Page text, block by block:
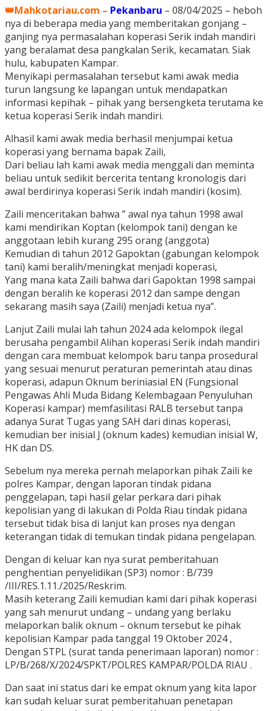
👑Mahkotariau.com – Pekanbaru – 08/04/2025 – heboh
nya di beberapa media yang memberitakan gonjang –
ganjing nya permasalahan koperasi Serik indah mandiri
yang beralamat desa pangkalan Serik, kecamatan. Siak
hulu, kabupaten Kampar.
Menyikapi permasalahan tersebut kami awak media
turun langsung ke lapangan untuk mendapatkan
informasi kepihak – pihak yang bersengketa terutama ke
ketua koperasi Serik indah mandiri.
Alhasil kami awak media berhasil menjumpai ketua
koperasi yang bernama bapak Zaili,
Dari beliau lah kami awak media menggali dan meminta
beliau untuk sedikit bercerita tentang kronologis dari
awal berdirinya koperasi Serik indah mandiri (kosim).
Zaili menceritakan bahwa ” awal nya tahun 1998 awal
kami mendirikan Koptan (kelompok tani) dengan ke
anggotaan lebih kurang 295 orang (anggota)
Kemudian di tahun 2012 Gapoktan (gabungan kelompok
tani) kami beralih/meningkat menjadi koperasi,
Yang mana kata Zaili bahwa dari Gapoktan 1998 sampai
dengan beralih ke koperasi 2012 dan sampe dengan
sekarang masih saya (Zaili) menjadi ketua nya”.
Lanjut Zaili mulai lah tahun 2024 ada kelompok ilegal
berusaha pengambil Alihan koperasi Serik indah mandiri
dengan cara membuat kelompok baru tanpa prosedural
yang sesuai menurut peraturan pemerintah atau dinas
koperasi, adapun Oknum beriniasial EN (Fungsional
Pengawas Ahli Muda Bidang Kelembagaan Penyuluhan
Koperasi kampar) memfasilitasi RALB tersebut tanpa
adanya Surat Tugas yang SAH dari dinas koperasi,
kemudian ber inisial J (oknum kades) kemudian inisial W,
HK dan DS.
Sebelum nya mereka pernah melaporkan pihak Zaili ke
polres Kampar, dengan laporan tindak pidana
penggelapan, tapi hasil gelar perkara dari pihak
kepolisian yang di lakukan di Polda Riau tindak pidana
tersebut tidak bisa di lanjut kan proses nya dengan
keterangan tidak di temukan tindak pidana pengelapan.
Dengan di keluar kan nya surat pemberitahuan
penghentian penyelidikan (SP3) nomor : B/739
/III/RES.1.11./2025/Reskrim.
Masih keterang Zaili kemudian kami dari pihak koperasi
yang sah menurut undang – undang yang berlaku
melaporkan balik oknum – oknum tersebut ke pihak
kepolisian Kampar pada tanggal 19 Oktober 2024 ,
Dengan STPL (surat tanda penerimaan laporan) nomor :
LP/B/268/X/2024/SPKT/POLRES KAMPAR/POLDA RIAU .
Dan saat ini status dari ke empat oknum yang kita lapor
kan sudah keluar surat pemberitahuan penetapan